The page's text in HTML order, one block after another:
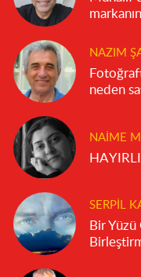
NAZIM
neden
NAIME
SERPIL
Bir